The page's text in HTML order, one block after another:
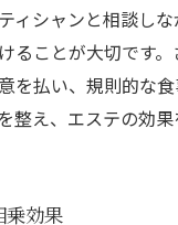
ィシャンと相談し
ることが大切です
を払い、規則的な
整え、エステの効
乗効果